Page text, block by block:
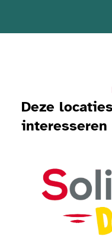
Deze
interesseren